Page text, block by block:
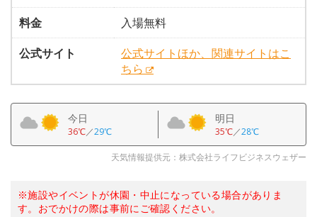
料金
入場無料
公式サイト
公式サイトほか、関連サイトはこ
ちら
今日
36℃／29℃
明日
35℃／28℃
天気情報提供元：株式会社ライフビジネスウェザー
※施設やイベントが休園・中止になっている場合がありま
す。おでかけの際は事前にご確認ください。